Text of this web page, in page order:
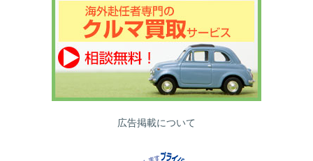
広告掲載について